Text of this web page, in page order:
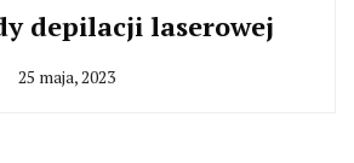
depilacji laserowej
25 maja, 2023